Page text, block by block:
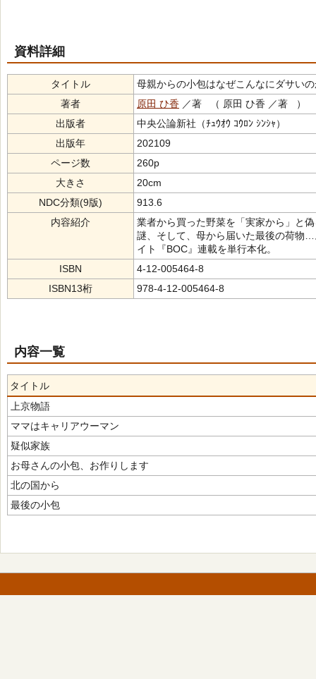
資料詳細
タイトル
母親からの小包はなぜこんなにダサいの
著者
原田 ひ香 ／著 （ 原田 ひ香 ／著 ）
出版者
中央公論新社（ﾁｭｳｵｳ ｺｳﾛﾝ ｼﾝｼｬ）
出版年
202109
ページ数
260p
大きさ
20cm
NDC分類(9版)
913.6
内容紹介
業者から買った野菜を「実家から」と
謎、そして、母から届いた最後の荷物
イト『BOC』連載を単行本化。
ISBN
4-12-005464-8
ISBN13桁
978-4-12-005464-8
内容一覧
タイトル
上京物語
ママはキャリアウーマン
疑似家族
お母さんの小包、お作りします
北の国から
最後の小包